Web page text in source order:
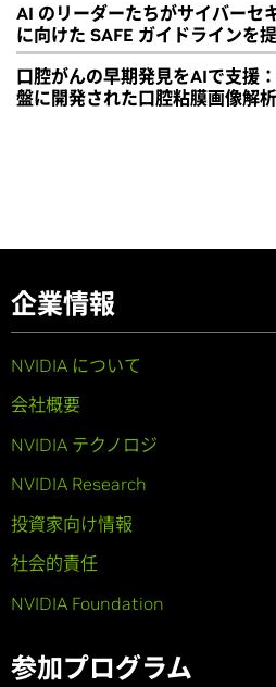
AI のリーダーたちがサイバーセ
に向けた SAFE ガイドラインを
口腔がんの早期発見をAIで支援
盤に開発された口腔粘膜画像解
企業情報
NVIDIA について
会社概要
NVIDIA テクノロジ
NVIDIA Research
投資家向け情報
社会的責任
NVIDIA Foundation
参加プログラム